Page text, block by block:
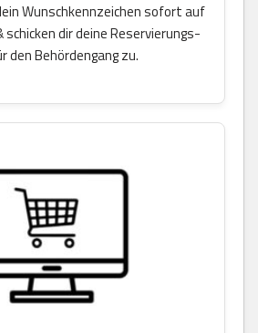
Wunschkennzeichen sofort auf
schicken dir deine Reservierungs-
den Behördengang zu.